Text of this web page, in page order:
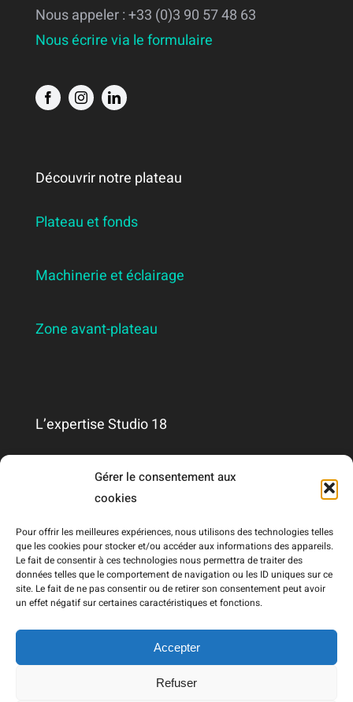
Gérer le consentement aux
cookies
Pour offrir les meilleures expériences, nous utilisons des technologies telles
que les cookies pour stocker et/ou accéder aux informations des appareils.
Le fait de consentir à ces technologies nous permettra de traiter des
données telles que le comportement de navigation ou les ID uniques sur ce
site. Le fait de ne pas consentir ou de retirer son consentement peut avoir
un effet négatif sur certaines caractéristiques et fonctions.
Accepter
Refuser
Nous appeler : +33 (0)3 90 57 48 63
Nous écrire via le formulaire
Découvrir notre plateau
Plateau et fonds
Machinerie et éclairage
Zone avant-plateau
L’expertise Studio 18
Qui sommes-nous ?
Mentions légales
RGPD